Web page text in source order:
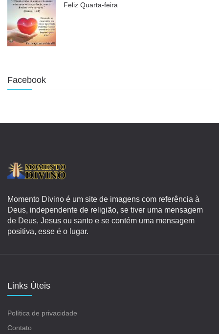
Feliz Quarta-feira
Facebook
Momento Divino é um site de imagens com referência à
Deus, independente de religião, se tiver uma mensagem
de Deus, Jesus ou santo e se contém uma mensagem
positiva, esse é o lugar.
Links Úteis
Política de privacidade
Contato